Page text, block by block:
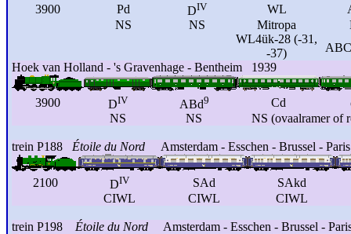
3900 Pd DIV WL
NS
NS Mitropa
WL4ük-28 (-31,
-37)
ABC
Hoek van Holland - 's Gravenhage - Bentheim 1939
3900 DIV ABd9 Cd
NS
NS NS (ovaalramer of
trein P188 Étoile du Nord Amsterdam - Esschen - Brussel -
2100 DIV SAd
SAkd
CIWL
CIWL CIWL
trein P198 Étoile du Nord Amsterdam - Esschen - Brussel -